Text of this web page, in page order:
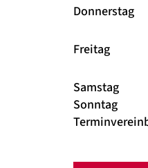
Donnerstag
Freitag
Samstag
Sonntag